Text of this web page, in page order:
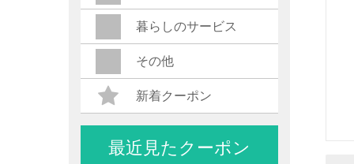
暮らしのサービス
その他
新着クーポン
最近見たクーポン